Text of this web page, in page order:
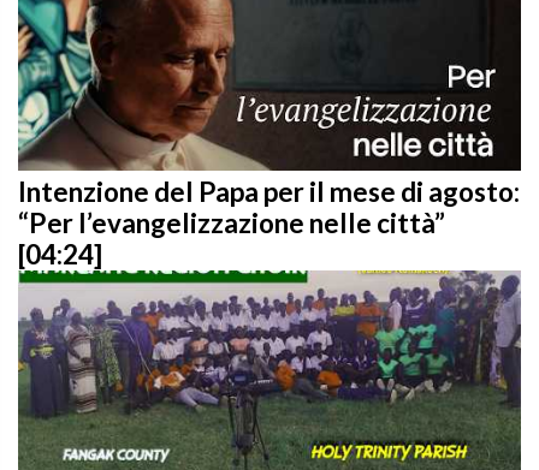
Intenzione del Papa per il mese di agosto:
“Per l’evangelizzazione nelle città”
[04:24]